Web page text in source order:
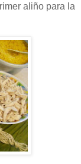
aliño para la